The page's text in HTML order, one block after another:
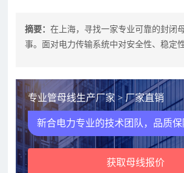
摘要：在上海，寻找一家专业可靠的封闭
事。面对电力传输系统中对安全性、稳定
专业管母线生产厂家 > 厂家直销
新合电力专业的技术团队，品质保
获取母线报价